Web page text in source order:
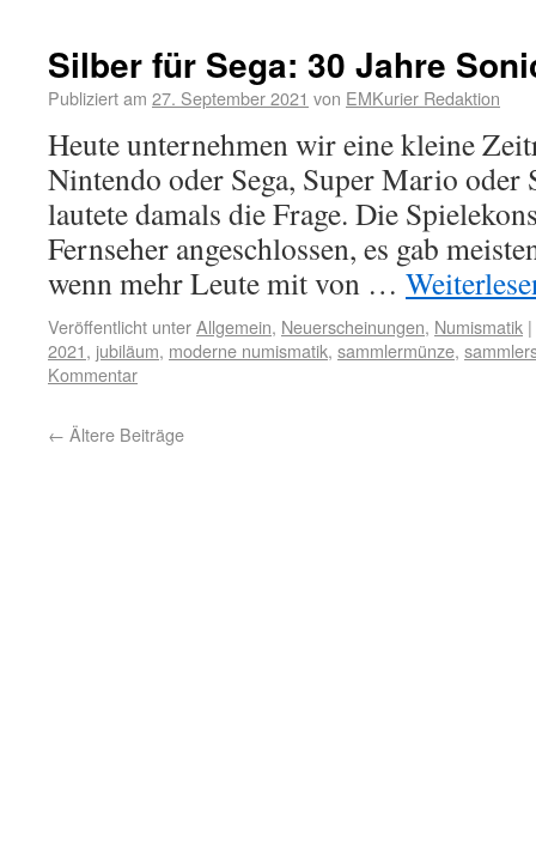
Silber für Sega: 30 Jahre
Publiziert am 27. September 2021 von EMKurier Redaktion
Heute unternehmen wir eine kleine
Nintendo oder Sega, Super Mario oder
lautete damals die Frage. Die
Fernseher angeschlossen, es gab
wenn mehr Leute mit von …
Veröffentlicht unterAllgemein, Neuerscheinungen, Numismatik |
2021, jubiläum, moderne numismatik, sammlermünze,
Kommentar
← Ältere Beiträge